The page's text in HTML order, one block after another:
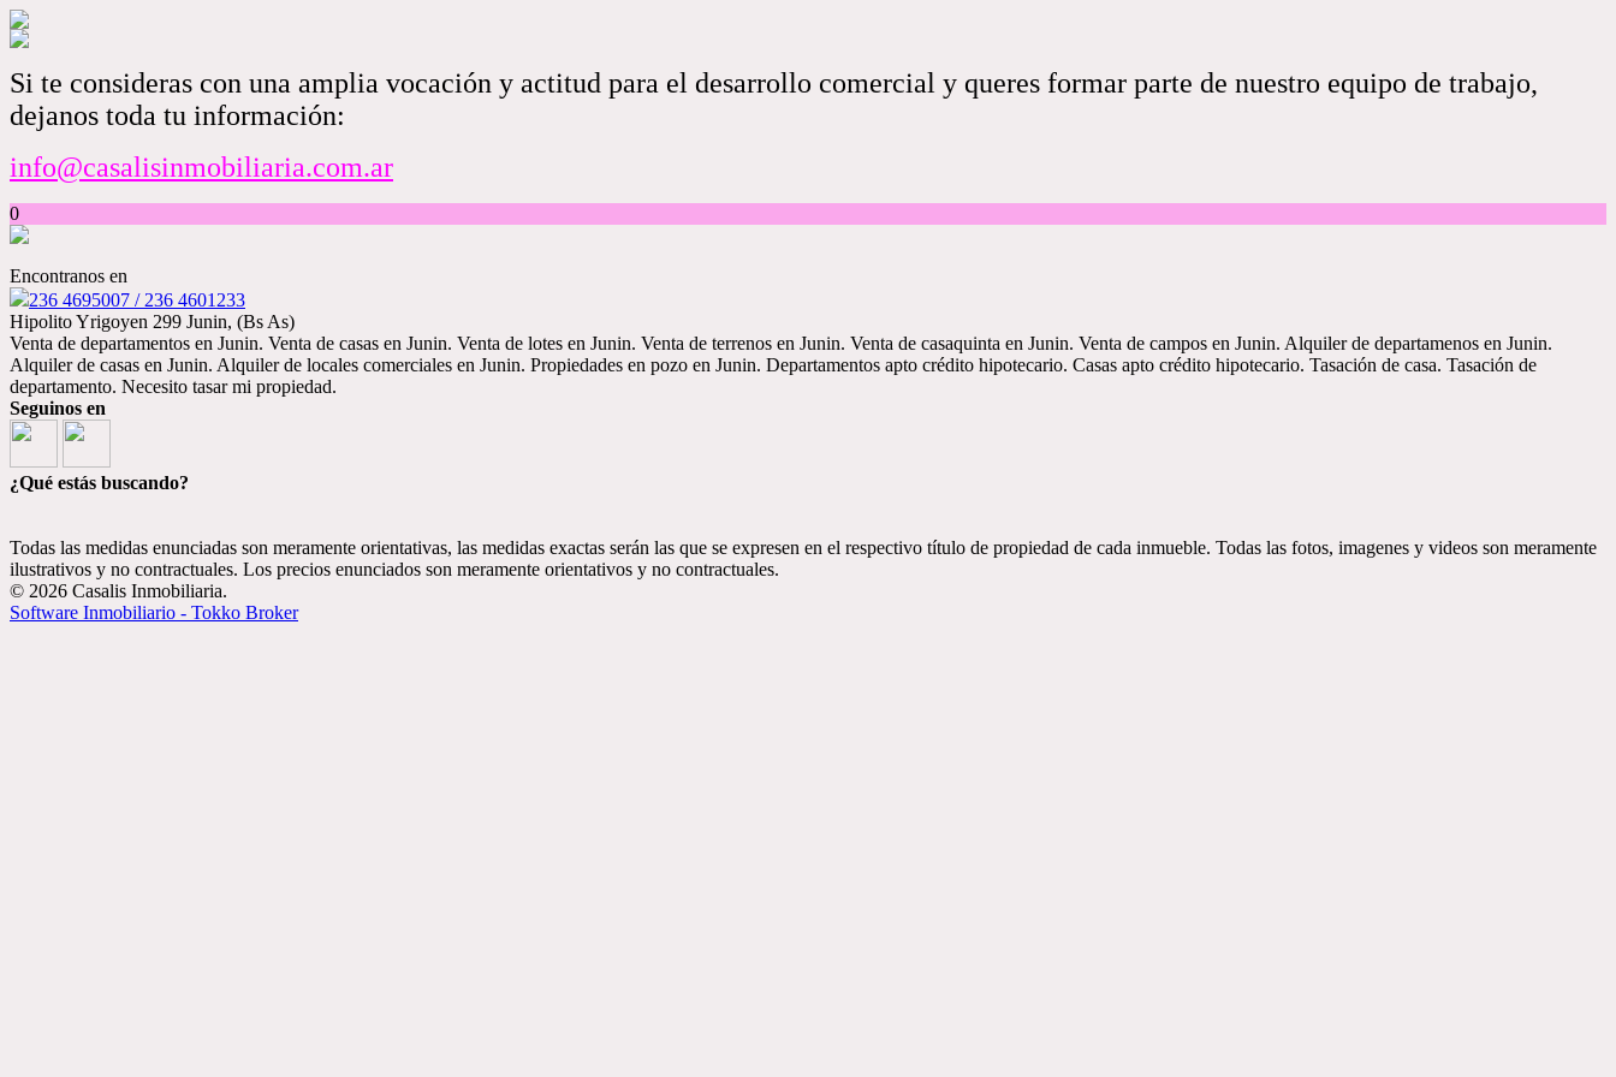
Si te consideras con una amplia vocación y actitud para el desarrollo comercial y queres formar parte de nuestro equipo de trabajo,
dejanos toda tu información:
info@casalisinmobiliaria.com.ar
0
Encontranos en
236 4695007 / 236 4601233
Hipolito Yrigoyen 299 Junin, (Bs As)
Venta de departamentos en Junin. Venta de casas en Junin. Venta de lotes en Junin. Venta de terrenos en Junin. Venta de casaquinta en Junin. Venta de campos en Junin. Alquiler de departamenos en Junin.
Alquiler de casas en Junin. Alquiler de locales comerciales en Junin. Propiedades en pozo en Junin. Departamentos apto crédito hipotecario. Casas apto crédito hipotecario. Tasación de casa. Tasación de
departamento. Necesito tasar mi propiedad.
Seguinos en
¿Qué estás buscando?
Todas las medidas enunciadas son meramente orientativas, las medidas exactas serán las que se expresen en el respectivo título de propiedad de cada inmueble. Todas las fotos, imagenes y videos son meramente
ilustrativos y no contractuales. Los precios enunciados son meramente orientativos y no contractuales.
© 2026 Casalis Inmobiliaria.
Software Inmobiliario - Tokko Broker